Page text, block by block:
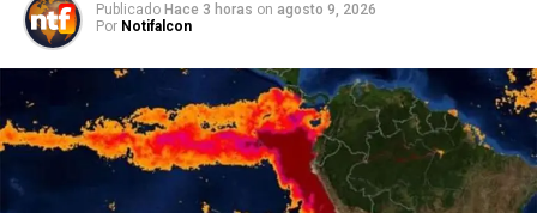
Publicado Hace 3 horas on agosto 9, 2026
Por Notifalcon